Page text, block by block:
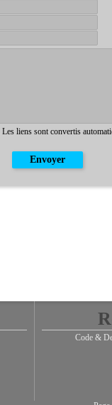
liens sont convertis
Code &